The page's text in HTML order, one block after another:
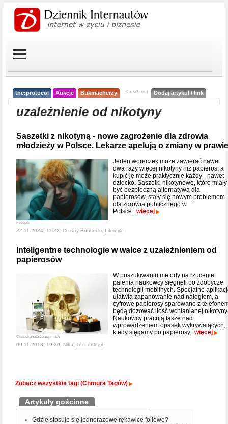
the:protocol Aukcje Bukmacherzy < reklama Dodaj artykuł / link
uzależnienie od nikotyny
Saszetki z nikotyną - nowe zagrożenie dla zdrowia
młodzieży w Polsce. Lekarze apelują o zmiany w prawie
Freepik
Jeden woreczek może zawierać nawet
dwa razy więcej nikotyny niż papieros, a
kupić je może praktycznie każdy - nawet
dziecko. Saszetki nikotynowe, które miały
być bezpieczną alternatywą dla
papierosów, stały się nowym problemem
dla zdrowia publicznego w
Polsce. więcej
22-11-2024, 11:22, Cezary Bunsecki, Lifestyle
Inteligentne technologie w walce z uzależnieniem od
papierosów
©istockphoto.com/pmitov
W poszukiwaniu metody na rzucenie
palenia naukowcy sięgnęli po zdobycze
technologii mobilnych. Specjalne
ułatwią zapanowanie nad nałogiem, a
cyfrowe papierosy sparowane z
będą dozować ilość wchłanianej nikotyny.
Naukowcy pracują także nad
wprowadzeniem opasek wykrywających,
kiedy sięgamy po papierosy. więcej
09-11-2018, 19:30, Nika, Technologie
Zobacz wszystkie tagi (Chmura Tagów)
Artykuły gościnne
Gdzie stosuje się jednorazowe rękawice foliowe?